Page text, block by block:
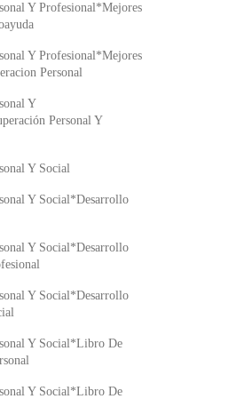
Y Profesional*Mejores
Y Profesional*Mejores
Personal
Y
Personal Y
Y Social
Y Social*Desarrollo
Y Social*Desarrollo
Y Social*Desarrollo
Y Social*Libro De
Y Social*Libro De